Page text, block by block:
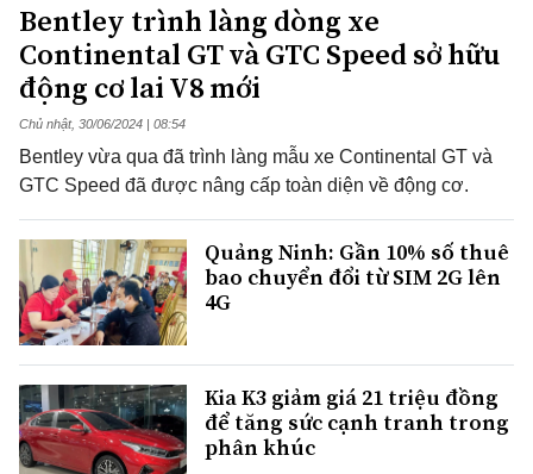
Bentley trình làng dòng xe
Continental GT và GTC Speed sở hữu
động cơ lai V8 mới
Chủ nhật, 30/06/2024 | 08:54
Bentley vừa qua đã trình làng mẫu xe Continental GT và
GTC Speed ​​​​đã được nâng cấp toàn diện về động cơ.
Quảng Ninh: Gần 10% số thuê
bao chuyển đổi từ SIM 2G lên
4G
Kia K3 giảm giá 21 triệu đồng
để tăng sức cạnh tranh trong
phân khúc